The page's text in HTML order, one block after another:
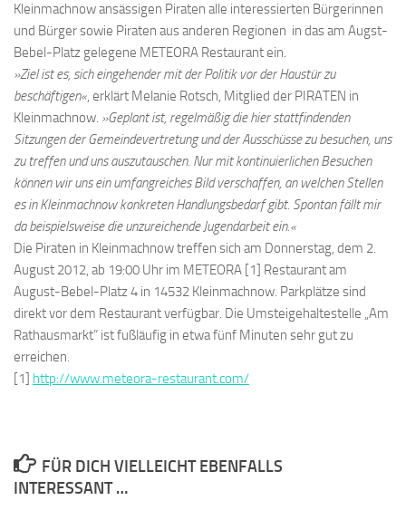
Kleinmachnow ansässigen Piraten alle interessierten Bürgerinnen
und Bürger sowie Piraten aus anderen Regionen in das am Augst-
Bebel-Platz gelegene METEORA Restaurant ein.
»Ziel ist es, sich eingehender mit der Politik vor der Haustür zu
beschäftigen«, erklärt Melanie Rotsch, Mitglied der PIRATEN in
Kleinmachnow. »Geplant ist, regelmäßig die hier stattfindenden
Sitzungen der Gemeindevertretung und der Ausschüsse zu besuchen, uns
zu treffen und uns auszutauschen. Nur mit kontinuierlichen Besuchen
können wir uns ein umfangreiches Bild verschaffen, an welchen Stellen
es in KleinmachnowkonkretenHandlungsbedarf gibt. Spontan fällt mir
dabeispielsweisedie unzureichende Jugendarbeit ein.«
Die Piraten in Kleinmachnow treffen sich am Donnerstag, dem 2.
August 2012, ab 19:00 Uhr im METEORA [1] Restaurant am
August-Bebel-Platz 4 in 14532 Kleinmachnow. Parkplätze sind
direkt vor dem Restaurant verfügbar. Die Umsteigehaltestelle „Am
Rathausmarkt“ ist fußläufig in etwa fünf Minuten sehr gut zu
erreichen.
[1] http://www.meteora-restaurant.com/
FÜR DICH VIELLEICHT EBENFALLS
INTERESSANT …